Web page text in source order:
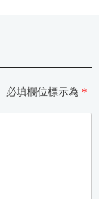
必填欄位標示為 *